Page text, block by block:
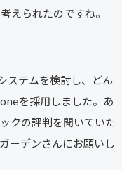
えられたのですね。
ステムを検討し、どん
を採用しました。あ
クの評判を聞いていた
ーデンさんにお願いし